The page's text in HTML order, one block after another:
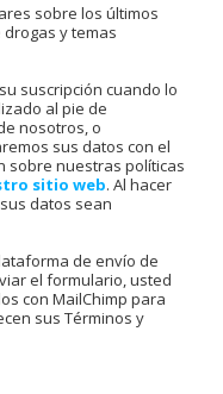
sobre los últimos
y temas
suscripción cuando lo
al pie de
nosotros, o
sus datos con el
sobre nuestras políticas
sitio web. Al hacer
sus datos sean
de envío de
el formulario, usted
con MailChimp para
sus Términos y